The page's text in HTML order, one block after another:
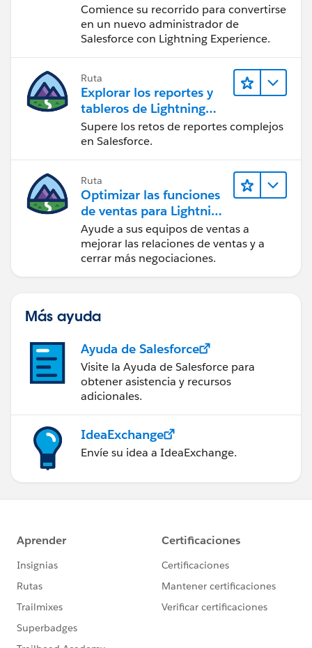
Comience su recorrido para convertirse
en un nuevo administrador de
Salesforce con Lightning Experience.
Ruta
Explorar los reportes y
tableros de Lightning
Experience
Supere los retos de reportes complejos
en Salesforce.
Ruta
Optimizar las funciones
de ventas para Lightning
Experience
Ayude a sus equipos de ventas a
mejorar las relaciones de ventas y a
cerrar más negociaciones.
Más ayuda
Ayuda de Salesforce
Visite la Ayuda de Salesforce para
obtener asistencia y recursos
adicionales.
IdeaExchange
Envíe su idea a IdeaExchange.